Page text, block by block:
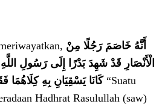
أَنَّهُ خَاصَمَ رَجُلًا مِنْ
الْأَنْصَارِ قَدْ شَهِدَ بَدْرًا إِلَى رَسُولِ
كَانَا يَسْقِيَانِ بِهِ كِلَاهُمَا“Suatu
Hadhrat Rasulullah (saw)